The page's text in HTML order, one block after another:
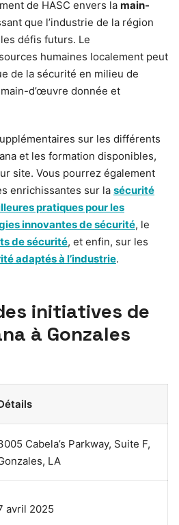
de HASC envers la main-
que l’industrie de la région
défis futurs. Le
humaines localement peut
de la sécurité en milieu de
d’œuvre donnée et
sur les différents
et les formation disponibles,
site. Vous pourrez également
enrichissantes sur la sécurité
pratiques pour les
innovantes de sécurité, le
de sécurité, et enfin, sur les
adaptés à l’industrie.
initiatives de
à Gonzales
Cabela’s Parkway, Suite F,
LA
avril 2025